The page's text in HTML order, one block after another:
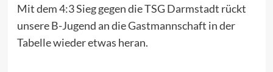
Mit dem 4:3 Sieg gegen die TSG Darmstadt rückt
unsere B-Jugend an die Gastmannschaft in der
Tabelle wieder etwas heran.